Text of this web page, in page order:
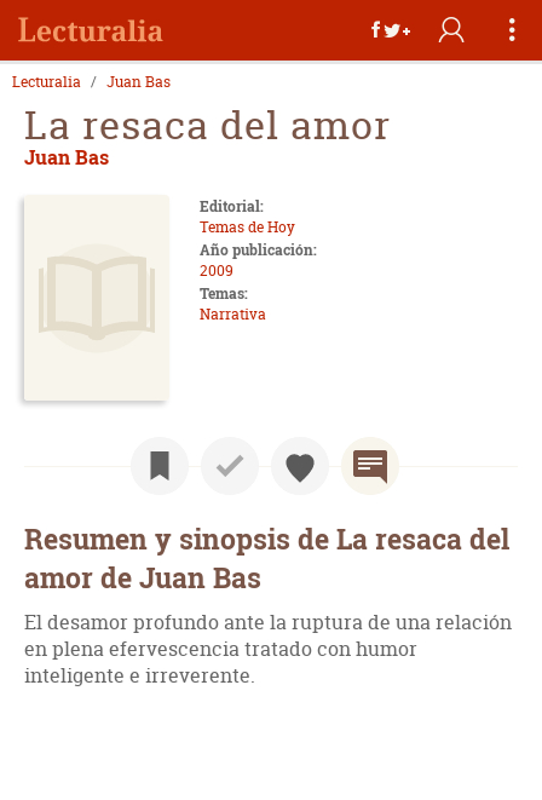
Lecturalia Juan Bas
La resaca del amor
Juan Bas
Editorial:
Temas de Hoy
Año publicación:
2009
Temas:
Narrativa
Resumen y sinopsis de La resaca del
amor de Juan Bas
El desamor profundo ante la ruptura de una relación
en plena efervescencia tratado con humor
inteligente e irreverente.